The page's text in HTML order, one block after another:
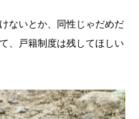
ないとか、同性じゃだめだ
、戸籍制度は残してほしい